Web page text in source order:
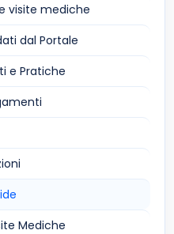
visite mediche
dal Portale
e Pratiche
Mediche